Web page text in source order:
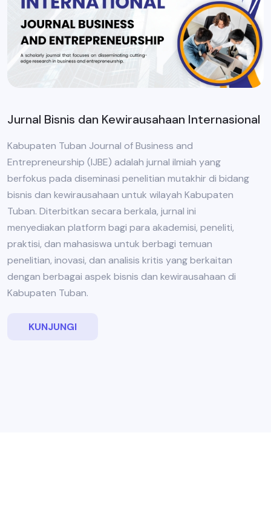
Jurnal Bisnis dan Kewirausahaan Internasional
Kabupaten Tuban Journal of Business and
Entrepreneurship (IJBE) adalah jurnal ilmiah yang
berfokus pada diseminasi penelitian mutakhir di bidang
bisnis dan kewirausahaan untuk wilayah Kabupaten
Tuban. Diterbitkan secara berkala, jurnal ini
menyediakan platform bagi para akademisi, peneliti,
praktisi, dan mahasiswa untuk berbagi temuan
penelitian, inovasi, dan analisis kritis yang berkaitan
dengan berbagai aspek bisnis dan kewirausahaan di
Kabupaten Tuban.
KUNJUNGI